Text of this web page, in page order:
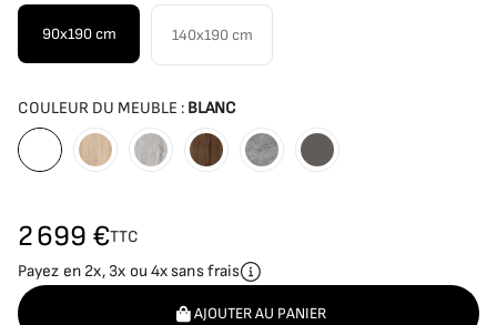
90x190 cm 140x190 cm
COULEUR DU MEUBLE : BLANC
Blanc Bois naturel
Vintage Nogal Beton ciréAnthracite
2 699 €TTC
Payez en 2x, 3x ou 4x sans frais
AJOUTER AU PANIER